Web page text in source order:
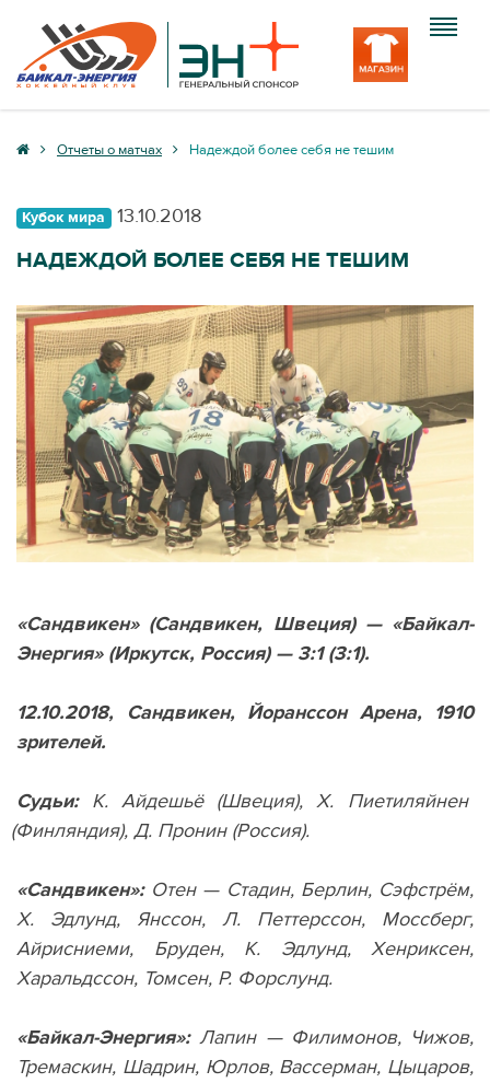
Клуб
Вход
Отчеты о матчах Надеждой более себя не тешим
Кубок мира 13.10.2018
НАДЕЖДОЙ БОЛЕЕ СЕБЯ НЕ ТЕШИМ
«Сандвикен» (Сандвикен, Швеция) — «Байкал-
Энергия» (Иркутск, Россия) — 3:1 (3:1).
12.10.2018, Сандвикен, Йоранссон Арена, 1910
зрителей.
Судьи:К. Айдешьё (Швеция), Х. Пиетиляйнен
(Финляндия), Д. Пронин (Россия).
«Сандвикен»:Отен — Стадин, Берлин, Сэфстрём,
Х. Эдлунд, Янссон, Л. Петтерссон, Моссберг,
Айрисниеми, Бруден, К. Эдлунд, Хенриксен,
Харальдссон, Томсен, Р. Форслунд.
«Байкал-Энергия»:Лапин — Филимонов, Чижов,
Тремаскин, Шадрин, Юрлов, Вассерман, Цыцаров,